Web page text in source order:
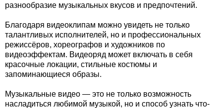
разнообразие музыкальных вкусов и предпочтений.
Благодаря видеоклипам можно увидеть не только
талантливых исполнителей, но и профессиональных
режиссёров, хореографов и художников по
видеоэффектам. Видеоряд может включать в себя
красочные локации, стильные костюмы и
запоминающиеся образы.
Музыкальные видео — это не только возможность
насладиться любимой музыкой, но и способ узнать что-